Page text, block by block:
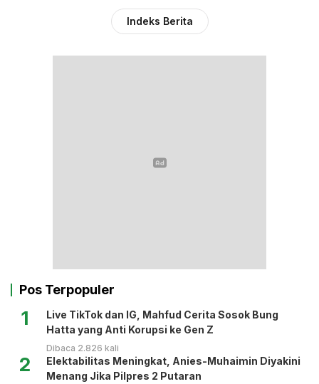
Indeks Berita
Pos Terpopuler
1
Live TikTok dan IG, Mahfud Cerita Sosok Bung
Hatta yang Anti Korupsi ke Gen Z
Dibaca 2.826 kali
2
Elektabilitas Meningkat, Anies-Muhaimin Diyakini
Menang Jika Pilpres 2 Putaran